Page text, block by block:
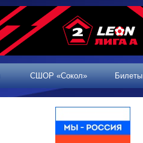
СШОР «Сокол» Билеты